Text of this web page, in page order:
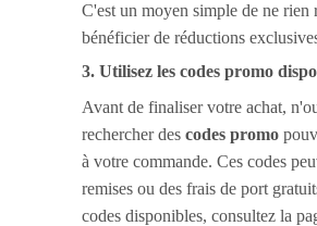
C'est un moyen simple de ne rien
bénéficier de réductions
3. Utilisez les codes promo
Avant de finaliser votre achat,
rechercher des codes promo
à votre commande. Ces codes
remises ou des frais de port
codes disponibles, consultez la